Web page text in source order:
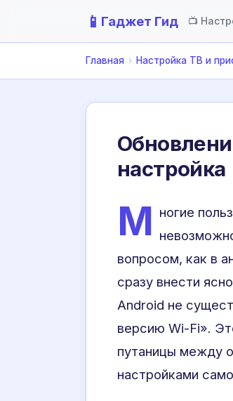
📱 Гаджет Гид 📺
Главная › Настройка ТВ и
настройка
М ногие
вопросом, как в
сразу внести
Android не
версию Wi-Fi».
путаницы между
настройками